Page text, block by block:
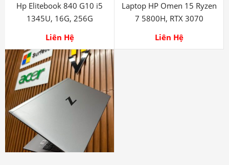
Hp Elitebook 840 G10 i5
1345U, 16G, 256G
Liên Hệ
Laptop HP Omen 15 Ryzen
7 5800H, RTX 3070
Liên Hệ